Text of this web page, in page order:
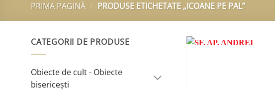
PRIMA PAGINĂ / PRODUSE ETICHETATE „ICOANE PE PAL”
CATEGORII DE PRODUSE
Obiecte de cult - Obiecte
bisericești